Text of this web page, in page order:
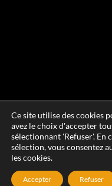
Ce site utilise des cookies
avez le choix d'accepter
sélectionnant 'Refuser'. En
sélection, vous consentez
les cookies.
Accepter Refuser